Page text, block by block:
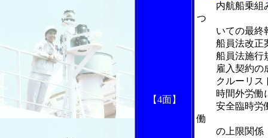
【4面】
内航船乗組
つ
いての最終
船員法改正
船員法施行規
雇入契約の
クルーリス
時間外労働に
安全臨時労働
働
の上限関係